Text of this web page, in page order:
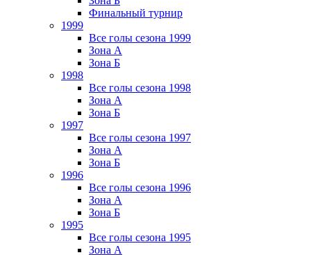
Финальный турнир
1999
Все голы сезона 1999
Зона А
Зона Б
1998
Все голы сезона 1998
Зона А
Зона Б
1997
Все голы сезона 1997
Зона А
Зона Б
1996
Все голы сезона 1996
Зона А
Зона Б
1995
Все голы сезона 1995
Зона А